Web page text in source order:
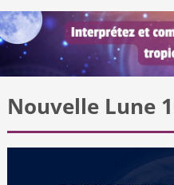
Nouvelle Lune